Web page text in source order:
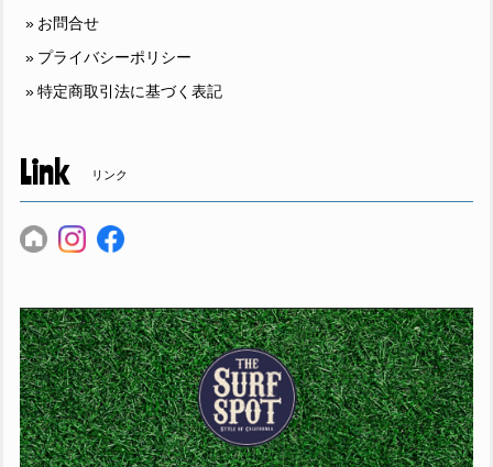
お問合せ
プライバシーポリシー
特定商取引法に基づく表記
Link リンク